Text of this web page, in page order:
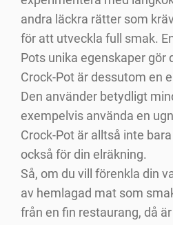
andra läckra rätter som
för att utveckla full smak.
Pots unika egenskaper gör
Crock-Pot är dessutom en
Den använder betydligt
exempelvis använda en
Crock-Pot är alltså inte
också för din elräkning.
Så, om du vill förenkla din
av hemlagad mat som
från en fin restaurang, då